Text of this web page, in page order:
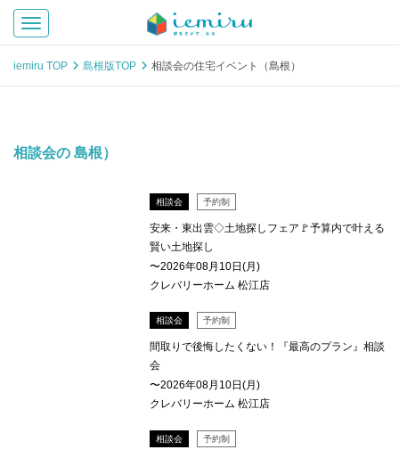
Toggle navigation
iemiru TOP 島根版TOP 相談会の住宅イベント（島根）
相談会の 島根）
相談会 予約制
安来・東出雲◇土地探しフェア🚩予算内で叶える
賢い土地探し
〜2026年08月10日(月)
クレバリーホーム 松江店
相談会 予約制
間取りで後悔したくない！『最高のプラン』相談
会
〜2026年08月10日(月)
クレバリーホーム 松江店
相談会 予約制